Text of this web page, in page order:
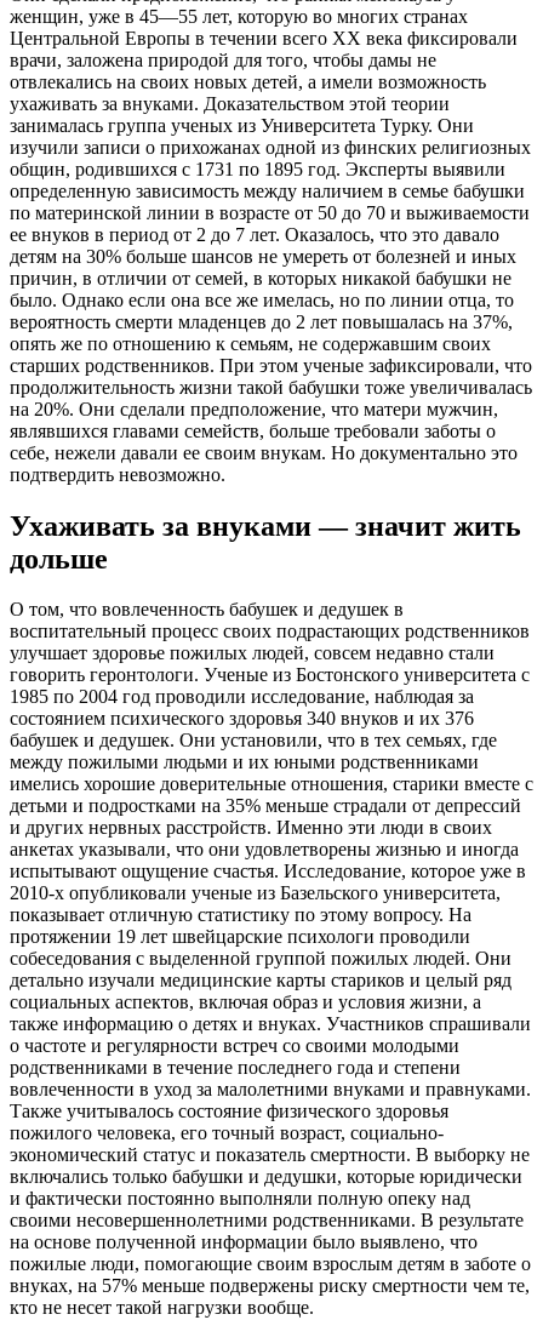
женщин, уже в 45—55 лет, которую во многих странах
Центральной Европы в течении всего XX века фиксировали
врачи, заложена природой для того, чтобы дамы не
отвлекались на своих новых детей, а имели возможность
ухаживать за внуками. Доказательством этой теории
занималась группа ученых из Университета Турку. Они
изучили записи о прихожанах одной из финских религиозных
общин, родившихся с 1731 по 1895 год. Эксперты выявили
определенную зависимость между наличием в семье бабушки
по материнской линии в возрасте от 50 до 70 и выживаемости
ее внуков в период от 2 до 7 лет. Оказалось, что это давало
детям на 30% больше шансов не умереть от болезней и иных
причин, в отличии от семей, в которых никакой бабушки не
было. Однако если она все же имелась, но по линии отца, то
вероятность смерти младенцев до 2 лет повышалась на 37%,
опять же по отношению к семьям, не содержавшим своих
старших родственников. При этом ученые зафиксировали, что
продолжительность жизни такой бабушки тоже увеличивалась
на 20%. Они сделали предположение, что матери мужчин,
являвшихся главами семейств, больше требовали заботы о
себе, нежели давали ее своим внукам. Но документально это
подтвердить невозможно.
Ухаживать за внуками — значит жить
дольше
О том, что вовлеченность бабушек и дедушек в
воспитательный процесс своих подрастающих родственников
улучшает здоровье пожилых людей, совсем недавно стали
говорить геронтологи. Ученые из Бостонского университета с
1985 по 2004 год проводили исследование, наблюдая за
состоянием психического здоровья 340 внуков и их 376
бабушек и дедушек. Они установили, что в тех семьях, где
между пожилыми людьми и их юными родственниками
имелись хорошие доверительные отношения, старики вместе с
детьми и подростками на 35% меньше страдали от депрессий
и других нервных расстройств. Именно эти люди в своих
анкетах указывали, что они удовлетворены жизнью и иногда
испытывают ощущение счастья. Исследование, которое уже в
2010-х опубликовали ученые из Базельского университета,
показывает отличную статистику по этому вопросу. На
протяжении 19 лет швейцарские психологи проводили
собеседования с выделенной группой пожилых людей. Они
детально изучали медицинские карты стариков и целый ряд
социальных аспектов, включая образ и условия жизни, а
также информацию о детях и внуках. Участников спрашивали
о частоте и регулярности встреч со своими молодыми
родственниками в течение последнего года и степени
вовлеченности в уход за малолетними внуками и правнуками.
Также учитывалось состояние физического здоровья
пожилого человека, его точный возраст, социально-
экономический статус и показатель смертности. В выборку не
включались только бабушки и дедушки, которые юридически
и фактически постоянно выполняли полную опеку над
своими несовершеннолетними родственниками. В результате
на основе полученной информации было выявлено, что
пожилые люди, помогающие своим взрослым детям в заботе о
внуках, на 57% меньше подвержены риску смертности чем те,
кто не несет такой нагрузки вообще.